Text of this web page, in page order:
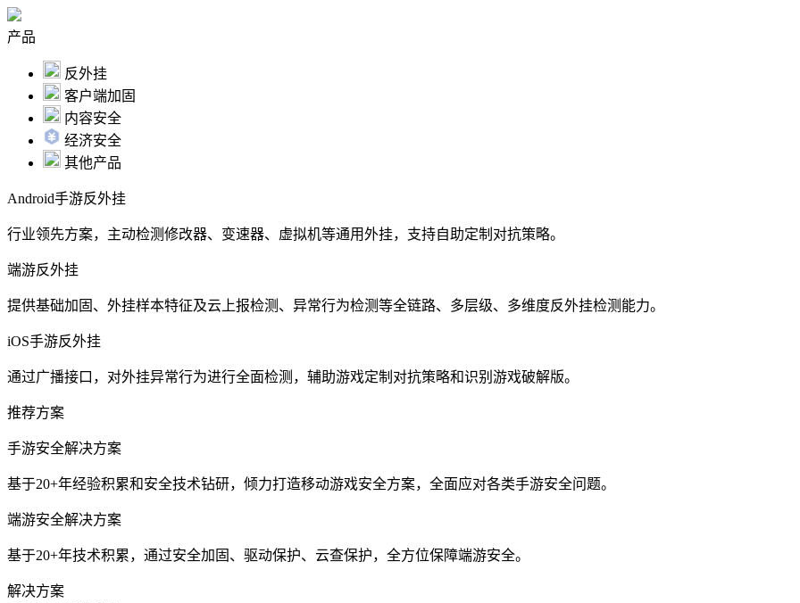
产品
反外挂
客户端加固
内容安全
经济安全
其他产品
Android手游反外挂
行业领先方案，主动检测修改器、变速器、虚拟机等通用外挂，支持自助定制对抗策略。
端游反外挂
提供基础加固、外挂样本特征及云上报检测、异常行为检测等全链路、多层级、多维度反外挂检测能力。
iOS手游反外挂
通过广播接口，对外挂异常行为进行全面检测，辅助游戏定制对抗策略和识别游戏破解版。
推荐方案
手游安全解决方案
基于20+年经验积累和安全技术钻研，倾力打造移动游戏安全方案，全面应对各类手游安全问题。
端游安全解决方案
基于20+年技术积累，通过安全加固、驱动保护、云查保护，全方位保障端游安全。
解决方案